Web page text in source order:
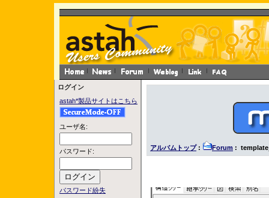
ログイン
astah*製品サイトはこちら
ユーザ名:
パスワード:
パスワード紛失
アルバムトップ: Forum :